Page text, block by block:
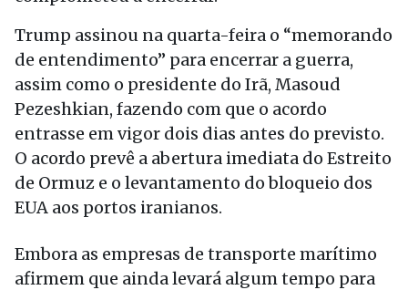
Trump assinou na quarta-feira o “memorando
de entendimento” para encerrar a guerra,
assim como o presidente do Irã, Masoud
Pezeshkian, fazendo com que o acordo
entrasse em vigor dois dias antes do previsto.
O acordo prevê a abertura imediata do Estreito
de Ormuz e o levantamento do bloqueio dos
EUA aos portos iranianos.
Embora as empresas de transporte marítimo
afirmem que ainda levará algum tempo para